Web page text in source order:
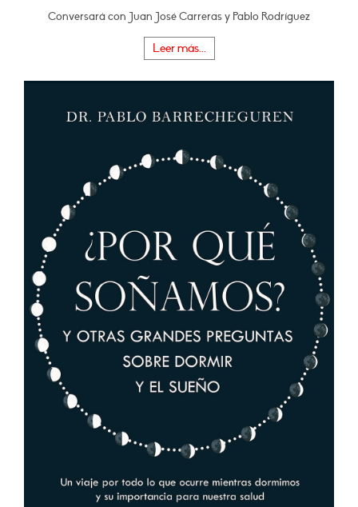
Conversará con Juan José Carreras y Pablo Rodríguez
Leer más...